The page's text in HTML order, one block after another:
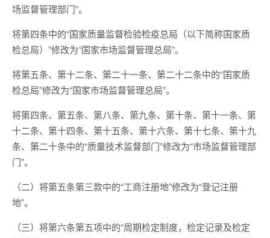
场监督管理部门”。
将第四条中的“国家质量监督检验检疫总局（以下简称国家质
检总局）”修改为“国家市场监督管理总局”。
将第五条、第十二条、第二十一条、第二十二条中的“国家质
检总局”修改为“国家市场监督管理总局”。
将第四条、第五条、第八条、第九条、第十条、第十一条、第
十二条、第十四条、第十五条、第十六条、第十七条、第十九
条、第二十条中的“质量技术监督部门”修改为“市场监督管理部
门”。
（二）将第五条第三款中的“工商注册地”修改为“登记注册
地”。
（三）将第六条第五项中的“周期检定制度，检定记录及检定